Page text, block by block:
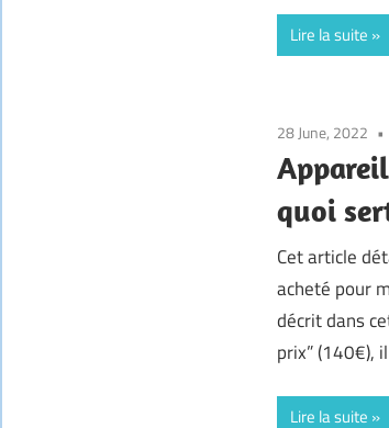
Lire la suite
28 June, 2022
quoi
Cet article
acheté pour
décrit dans
prix” (140€),
Lire la suite